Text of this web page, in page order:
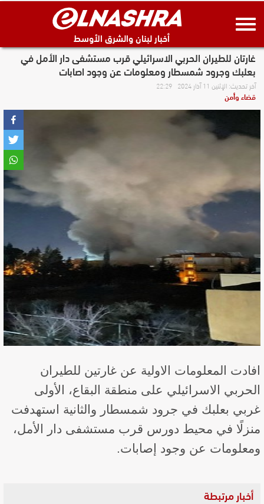
أخبار لبنان والشرق الأوسط
غارتان للطيران الحربي الاسرائيلي قرب مستشفى دار الأمل في
بعلبك وجرود شمسطار ومعلومات عن وجود اصابات
آخر تحديث: الإثنين 11 آذار 2024 22:29
قضاء وأمن
افادت المعلومات الاولية عن غارتين للطيران
الحربي الاسرائيلي على منطقة البقاع، الأولى
غربي بعلبك في جرود شمسطار والثانية استهدفت
منزلًا في محيط دورس قرب مستشفى دار الأمل،
ومعلومات عن وجود إصابات.
أخبار مرتبطة